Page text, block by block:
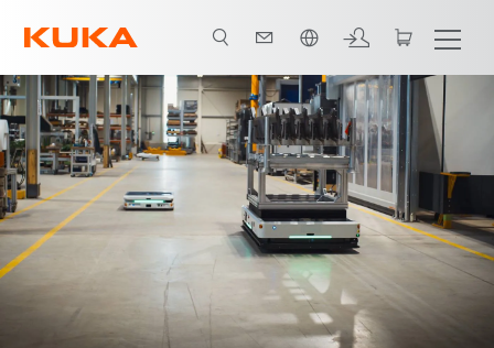
Rozwiązania Zastosowania Przykłady zastosowań u klientów